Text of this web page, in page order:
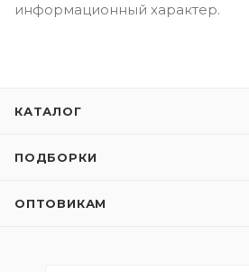
информационный характер.
КАТАЛОГ
ПОДБОРКИ
ОПТОВИКАМ